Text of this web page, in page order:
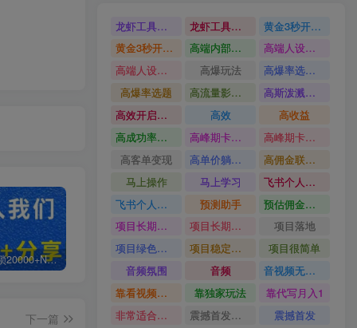
白菜价解锁20000+N个赚钱机会，加入轻创终点站会员，全站资源免费学习。
下一篇
龙虾工具完整部署教学图文视频理财多赛道AI变现 龙虾工具完整部署教学
黄金3秒开头与标题海报玩法六大运营硬核技能高效变现
黄金3秒开头与标题海报玩法
高端内部魔灵召唤挂G打金
高端人设搭建积累客户信任图文剪辑谈单转化实操教学
高端人设搭建积累客户信任
高爆玩法
高爆率选题方法
高爆率选题
高流量影视片
高斯泼溅与游戏化交互课程
高效开启跨境賺钱新通道
高效
高收益
高成功率爆款全流程打法
高峰期卡顿利润被抽干私域直播核心痛点解析
高峰期卡顿利润被抽干
高客单变现
高单价躺賺玩法
高佣金联盟课
马上操作
马上学习
飞书个人版100G注册教程无需额外扩容
飞书个人版100G注册教程
预测助手
预估佣金有2200
项目长期稳定宝妈上班族既能兼职增收
项目长期稳定
项目落地
项目绿色长久
项目稳定落地两年以上
项目很简单
音频氛围
音频
音视频无损切割剪辑神器
靠看视频就能在YouTube上賺到钱
靠独家玩法
靠代写月入1
非常适合小白快速上手
震撼首发小白利用电脑做游戏搬砖
震撼首发